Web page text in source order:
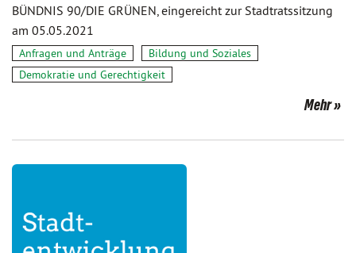
BÜNDNIS 90/DIE GRÜNEN, eingereicht zur Stadtratssitzung
am 05.05.2021
Anfragen und Anträge
Bildung und Soziales
Demokratie und Gerechtigkeit
Mehr